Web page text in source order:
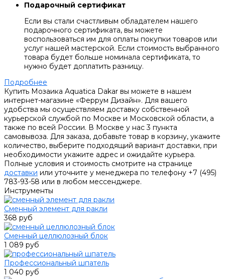
Подарочный сертификат
Если вы стали счастливым обладателем нашего
подарочного сертификата, вы можете
воспользоваться им для оплаты покупки товаров или
услуг нашей мастерской. Если стоимость выбранного
товара будет больше номинала сертификата, то
нужно будет доплатить разницу.
Подробнее
Купить Мозаика Aquatica Dakar вы можете в нашем
интернет-магазине «Феррум Дизайн». Для вашего
удобства мы осуществляем доставку собственной
курьерской службой по Москве и Московской области, а
также по всей России. В Москве у нас 3 пункта
самовывоза. Для заказа, добавьте товар в корзину, укажите
количество, выберите подходящий вариант доставки, при
необходимости укажите адрес и ожидайте курьера.
Полные условия и стоимость смотрите на странице
доставки или уточните у менеджера по телефону +7 (495)
783-93-58 или в любом мессенджере.
Инструменты
Сменный элемент для ракли
368 руб
Сменный целлюлозный блок
1 089 руб
Профессиональный шпатель
1 040 руб